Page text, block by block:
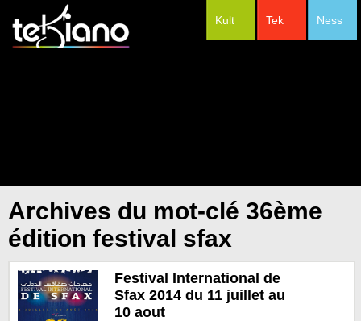
Ness
Tek
Kult
Archives du mot-clé 36ème
édition festival sfax
Festival International de
Sfax 2014 du 11 juillet au
10 aout